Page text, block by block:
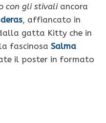
con gli stivaliancora
, affiancato in
gatta Kitty che in
fascinosa Salma
il poster in formato